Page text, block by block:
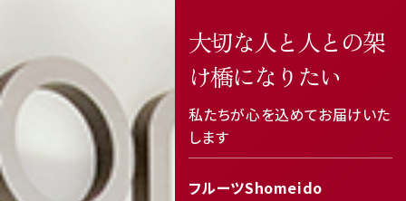
大切な人と人との架
け橋になりたい
私たちが心を込めてお届けいた
します
フルーツShomeido